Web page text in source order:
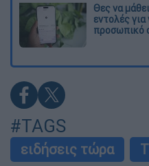
Θες να
εντολές
προσωπικό
#TAGS
ειδήσεις τώρα